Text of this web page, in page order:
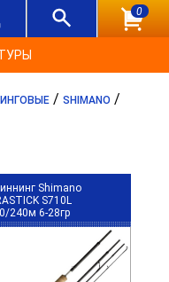
0
/ SHIMANO /
Shimano
S710L
240м 6-28гр